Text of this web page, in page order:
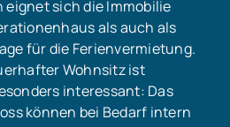
eignet sich die Immobilie
als auch als
für die Ferienvermietung.
Wohnsitz ist
interessant: Das
können bei Bedarf intern